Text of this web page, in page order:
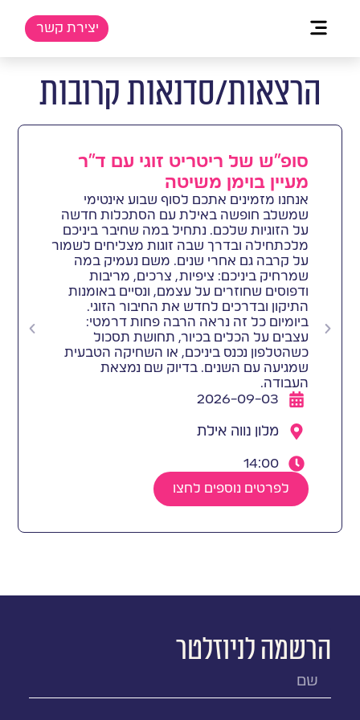
יצירת קשר
הרצאות/סדנאות קרובות
סופ"ש של ריטריט זוגי עם ד"ר
מעיין בוימן משיטה
אנחנו מזמינים אתכם לסוף שבוע אינטימי
שמשלב חופשה באילת עם הסתכלות חדשה
על הזוגיות שלכם. נתחיל במה שחיבר ביניכם
מלכתחילה ובדרך שבה זוגות מצליחים לשמור
על קרבה גם אחרי שנים. משם נעמיק במה
שמרחיק ביניכם: ציפיות, צרכים, מריבות
ודפוסים שחוזרים על עצמם, ונסיים באומנות
התיקון ובדרכים לחדש את החיבור הזוגי.
ביומיום כל זה נראה הרבה פחות דרמטי:
עצבים על הכלים בכיור, תחושת תסכול
כשהטלפון נכנס ביניכם, או השחיקה הטבעית
שמגיעה עם השנים. בדיוק שם נמצאת
העבודה.
2026-09-03
מלון נווה אילת
14:00
לפרטים נוספים לחצו
הרשמה לניוזלטר